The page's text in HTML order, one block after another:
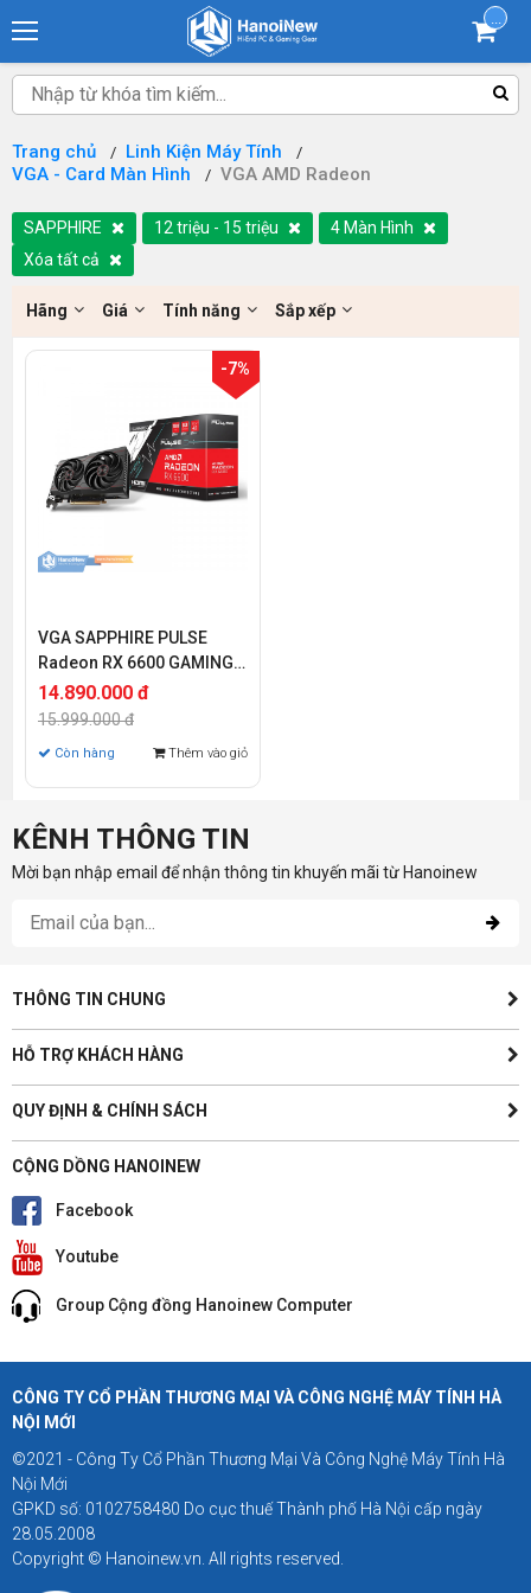
Trang chủ
Linh Kiện Máy Tính
VGA - Card Màn Hình
VGA AMD Radeon
SAPPHIRE 12 triệu - 15 triệu
4 Màn Hình
Xóa tất cả
Hãng Giá Tính năng Sắp xếp
-7%
VGA SAPPHIRE PULSE
Radeon RX 6600 GAMING
8G
14.890.000 đ
15.999.000 đ
Còn hàng Thêm vào giỏ
KÊNH THÔNG TIN
Mời bạn nhập email để nhận thông tin khuyến mãi từ Hanoinew
THÔNG TIN CHUNG
HỖ TRỢ KHÁCH HÀNG
QUY ĐỊNH & CHÍNH SÁCH
CỘNG DỒNG HANOINEW
Facebook
Youtube
Group Cộng đồng Hanoinew Computer
CÔNG TY CỔ PHẦN THƯƠNG MẠI VÀ CÔNG NGHỆ MÁY TÍNH HÀ
NỘI MỚI
©2021 - Công Ty Cổ Phần Thương Mại Và Công Nghệ Máy Tính Hà
Nội Mới
GPKD số: 0102758480 Do cục thuế Thành phố Hà Nội cấp ngày
28.05.2008
Copyright © Hanoinew.vn. All rights reserved.